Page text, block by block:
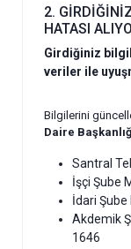
2.
HATASI
Girdiğiniz
veriler ile
Bilgilerini
Daire
Santral
İşçi Şube
İdari
Akdemik
1646